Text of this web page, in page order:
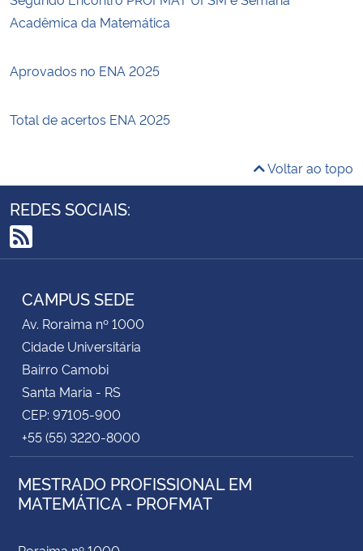
Planalto
Acadêmica da Matemática
Aprovados no ENA 2025
Total de acertos ENA 2025
Voltar ao topo
REDES SOCIAIS:
RSS
CAMPUS SEDE
Av. Roraima nº 1000
Cidade Universitária
Bairro Camobi
Santa Maria - RS
CEP: 97105-900
+55 (55) 3220-8000
MESTRADO PROFISSIONAL EM
MATEMÁTICA - PROFMAT